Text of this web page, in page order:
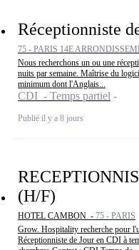
Réceptionniste
75 - PARIS 14E
Nous recherchons un ou une
nuits par semaine. Maîtrise du
minimum dont l'Anglais...
CDI - Temps partiel
Publié il y a 8 jours
(H/F)
HOTEL CAMBON - 75 - PARIS
Grow. Hospitality recherche pour
Réceptionniste de Jour en CDI à